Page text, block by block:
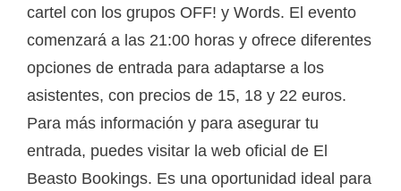
cartel con los grupos OFF! y Words. El evento
comenzará a las 21:00 horas y ofrece diferentes
opciones de entrada para adaptarse a los
asistentes, con precios de 15, 18 y 22 euros.
Para más información y para asegurar tu
entrada, puedes visitar la web oficial de El
Beasto Bookings. Es una oportunidad ideal para